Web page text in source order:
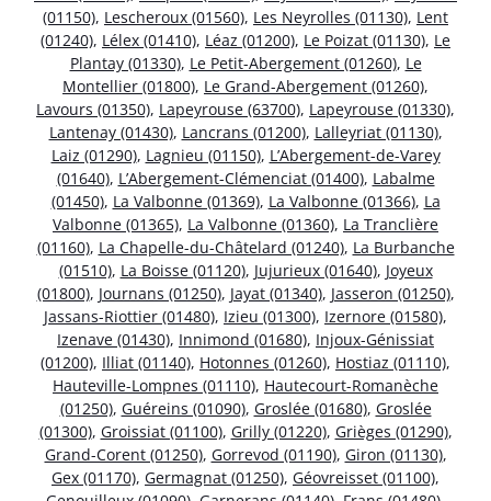
(01150), Lescheroux (01560), Les Neyrolles (01130), Lent
(01240), Lélex (01410), Léaz (01200), Le Poizat (01130), Le
Plantay (01330), Le Petit-Abergement (01260), Le
Montellier (01800), Le Grand-Abergement (01260),
Lavours (01350), Lapeyrouse (63700), Lapeyrouse (01330),
Lantenay (01430), Lancrans (01200), Lalleyriat (01130),
Laiz (01290), Lagnieu (01150), L’Abergement-de-Varey
(01640), L’Abergement-Clémenciat (01400), Labalme
(01450), La Valbonne (01369), La Valbonne (01366), La
Valbonne (01365), La Valbonne (01360), La Tranclière
(01160), La Chapelle-du-Châtelard (01240), La Burbanche
(01510), La Boisse (01120), Jujurieux (01640), Joyeux
(01800), Journans (01250), Jayat (01340), Jasseron (01250),
Jassans-Riottier (01480), Izieu (01300), Izernore (01580),
Izenave (01430), Innimond (01680), Injoux-Génissiat
(01200), Illiat (01140), Hotonnes (01260), Hostiaz (01110),
Hauteville-Lompnes (01110), Hautecourt-Romanèche
(01250), Guéreins (01090), Groslée (01680), Groslée
(01300), Groissiat (01100), Grilly (01220), Grièges (01290),
Grand-Corent (01250), Gorrevod (01190), Giron (01130),
Gex (01170), Germagnat (01250), Géovreisset (01100),